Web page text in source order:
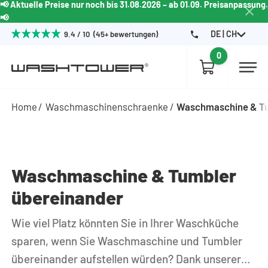
📢 Aktuelle Preise nur noch bis 31.08.2026 – ab 01.09. Preisanpassung.
📢
9.4 / 10 (45+ bewertungen) DE | CH
0
Home Waschmaschinenschraenke Waschmaschine &
Waschmaschine & Tumbler
übereinander
Wie viel Platz könnten Sie in Ihrer Waschküche
sparen, wenn Sie Waschmaschine und Tumbler
übereinander aufstellen würden? Dank unserer